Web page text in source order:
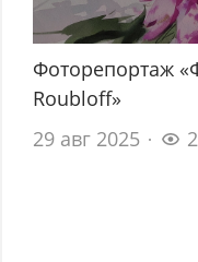
Фоторепортаж
Roubloff»
29 авг 2025